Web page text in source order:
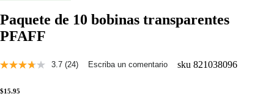
Paquete de 10 bobinas transparentes
PFAFF
3.7 Lee
(24) Escriba un comentario sku821038096
$15.95